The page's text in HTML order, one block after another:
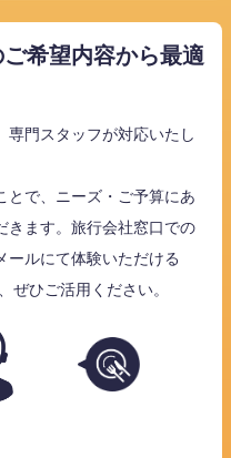
希望内容から最適
専門スタッフが対応いたし
とで、ニーズ・ご予算にあ
きます。旅行会社窓口での
ールにて体験いただける
ぜひご活用ください。